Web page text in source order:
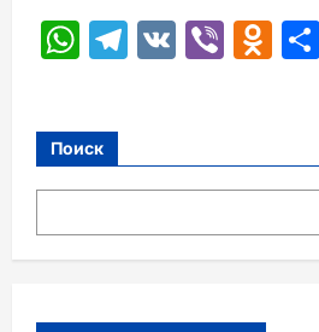
WhatsApp
Telegram
VK Viber
Поиск